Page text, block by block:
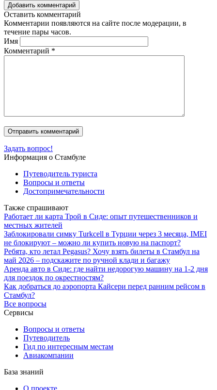
Добавить комментарий
Оставить комментарий
Комментарии появляются на сайте после модерации, в
течение пары часов.
Имя
Комментарий *
Задать вопрос!
Информация о Стамбуле
Путеводитель туриста
Вопросы и ответы
Достопримечательности
Также спрашивают
Работает ли карта Трой в Сиде: опыт путешественников и
местных жителей
Заблокировали симку Turkcell в Турции через 3 месяца, IMEI
не блокируют – можно ли купить новую на паспорт?
Ребята, кто летал Pegasus? Хочу взять билеты в Стамбул на
май 2026 – подскажите по ручной клади и багажу
Аренда авто в Сиде: где найти недорогую машину на 1-2 дня
для поездок по окрестностям?
Как добраться до аэропорта Кайсери перед ранним рейсом в
Стамбул?
Все вопросы
Сервисы
Вопросы и ответы
Путеводитель
Гид по интересным местам
Авиакомпании
База знаний
О проекте